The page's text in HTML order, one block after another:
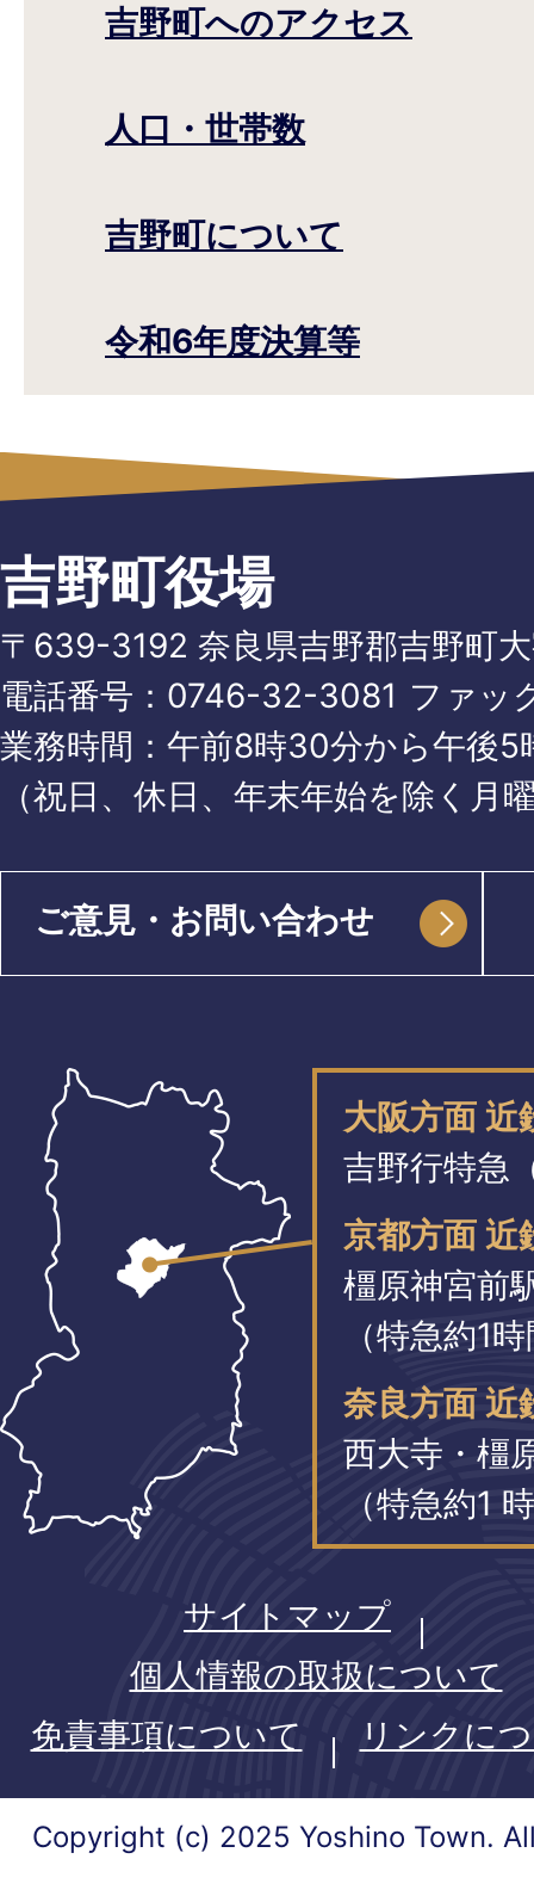
吉野町へのアクセス
人口・世帯数
吉野町について
令和6年度決算等
吉野町役場
〒639-3192 奈良県吉野郡吉野町
電話番号： 0746-32-3081 ファッ
業務時間：午前8時30分から午後5
（祝日、休日、年末年始を除く月
ご意見・お問い合わせ
大阪方面
吉野行特急
京都方面 近
橿原神宮前
（特急約1
奈良方面 近
西大寺・橿
（特急約1
サイトマップ
個人情報の取扱について
免責事項について
リンクに
Copyright (c) 2025 Yoshino Town.